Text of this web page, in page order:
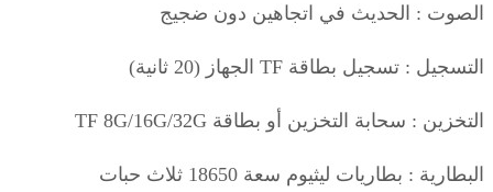
الصوت : الحديث في اتجاهين دون ضجيج
التسجيل : تسجيل بطاقة TF الجهاز (20 ثانية)
التخزين : سحابة التخزين أو بطاقة TF 8G/16G/32G
البطارية : بطاريات ليثيوم سعة 18650 ثلاث حبات